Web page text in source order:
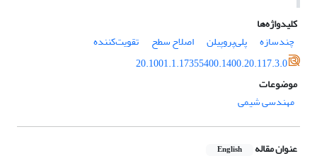
کلیدواژه‌ها
چندسازه‌
‌پلی‌پروپیلن اصلاح سطح
تقویت‌کننده
20.1001.1.17355400.1400.20.117.3.0
موضوعات
مهندسی شیمی
عنوان مقاله English